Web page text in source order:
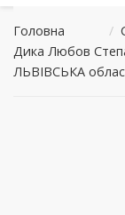
Головна /
Дика Любов
ЛЬВІВСЬКА